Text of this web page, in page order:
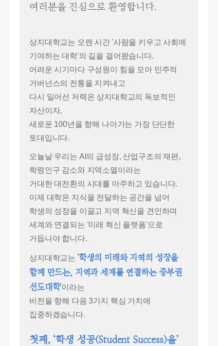
여러분을 진심으로 환영합니다.
상지대학교는 오랜 시간 '사람을 키우고 사회에
기여하는 대학'의 길을 걸어왔습니다.
어려운 시기마다 구성원이 힘을 모아 민주적
거버넌스의 전통을 지켜내고
다시 일어선 저력은 상지대학교의 독보적인
자산이자,
새로운 100년을 향해 나아가는 가장 단단한
토대입니다.
오늘날 우리는 AI의 급성장, 산업구조의 재편,
학령인구 감소와 지역소멸이라는
거대한 대전환의 시대를 마주하고 있습니다.
이제 대학은 지식을 전달하는 공간을 넘어
학생의 성장을 이끌고 지역 혁신을 견인하며
세계와 연결되는 '미래 혁신 플랫폼'으로
거듭나야 합니다.
상지대학교는 '학생의 미래와 지역의 성장을
함께 만드는, 지역과 세계를 연결하는 중부권
선도대학'이라는
비전을 향해 다음 3가지 핵심 가치에
집중하겠습니다.
첫째, ‘학생 성공(Student Success)을’